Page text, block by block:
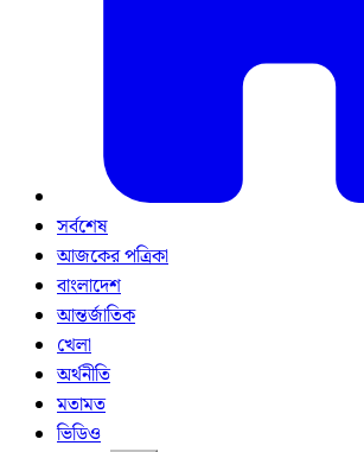
সর্বশেষ
আজকের পত্রিকা
বাংলাদেশ
আন্তর্জাতিক
খেলা
অর্থনীতি
মতামত
ভিডিও